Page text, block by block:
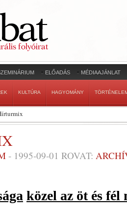
ELŐADÁS MÉDIAAJÁNLAT
KULTÚRA HAGYOMÁNY
- 1995-09-01 ROVAT:
közel az öt és